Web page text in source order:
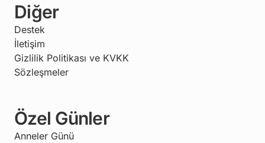
Diğer
Destek
İletişim
Gizlilik Politikası ve KVKK
Sözleşmeler
Özel Günler
Anneler Günü